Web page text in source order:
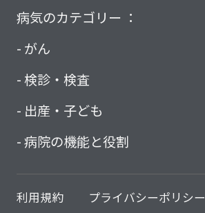
病気のカテゴリー ：
がん
検診・検査
出産・子ども
病院の機能と役割
利用規約 プライバシーポリシー